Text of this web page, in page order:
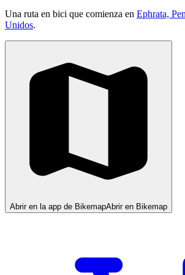
Una ruta en bici que comienza en Ephrata,
Unidos.
Abrir en la app de BikemapAbrir en Bikemap